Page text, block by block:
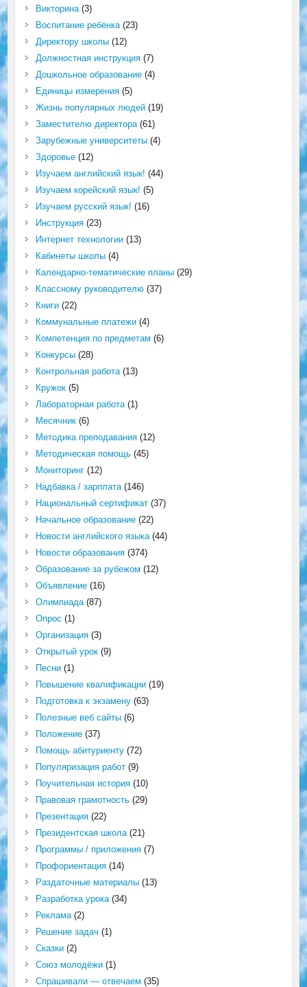
Викторина(3)
Воспитание ребёнка(23)
Директору школы(12)
Должностная инструкция(7)
Дошкольное образование(4)
Единицы измерения(5)
Жизнь популярных людей(19)
Заместителю директора(61)
Зарубежные университеты(4)
Здоровье(12)
Изучаем английский язык! (44)
Изучаем корейский язык! (5)
Изучаем русский язык! (16)
Инструкция(23)
Интернет технологии(13)
Кабинеты школы(4)
Календарно-тематические планы(29)
Классному руководителю(37)
Книги(22)
Коммунальные платежи(4)
Компетенция по предметам (6)
Конкурсы(28)
Контрольная работа(13)
Кружок(5)
Лабораторная работа(1)
Месячник(6)
Методика преподавания(12)
Методическая помощь(45)
Мониторинг(12)
Надбавка / зарплата(146)
Национальный сертификат(37)
Начальное образование(22)
Новости английского языка(44)
Новости образования(374)
Образование за рубежом (12)
Объявление(16)
Олимпиада(87)
Опрос (1)
Организация(3)
Открытый урок(9)
Песни(1)
Повышение квалификации(19)
Подготовка к экзамену(63)
Полезные веб сайты(6)
Положение(37)
Помощь абитуриенту(72)
Популяризация работ(9)
Поучительная история(10)
Правовая грамотность(29)
Презентация(22)
Президентская школа(21)
Программы / приложения(7)
Профориентация(14)
Раздаточные материалы(13)
Разработка урока(34)
Реклама(2)
Решение задач (1)
Сказки(2)
Союз молодёжи(1)
Спрашивали — отвечаем (35)